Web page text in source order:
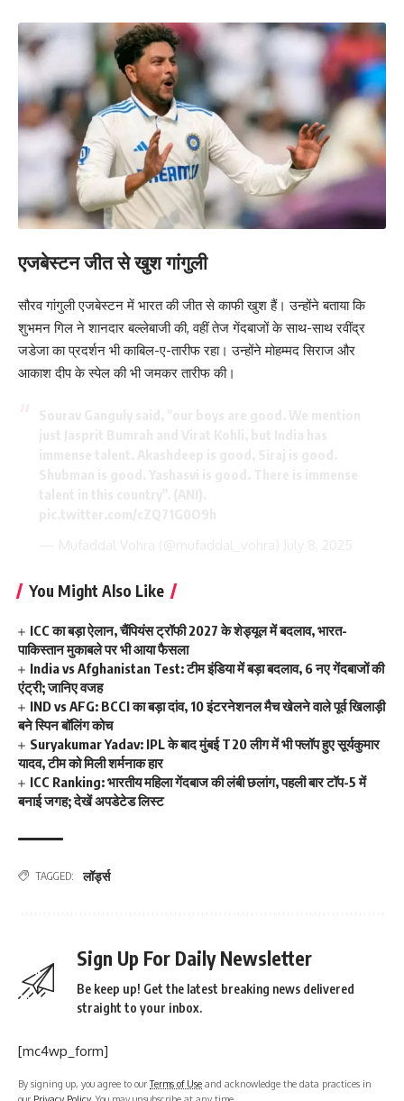
एजबेस्टन जीत से खुश गांगुली
सौरव गांगुली एजबेस्टन में भारत की जीत से काफी खुश हैं। उन्होंने बताया कि
शुभमन गिल ने शानदार बल्लेबाजी की, वहीं तेज गेंदबाजों के साथ-साथ रवींद्र
जडेजा का प्रदर्शन भी काबिल-ए-तारीफ रहा। उन्होंने मोहम्मद सिराज और
आकाश दीप के स्पेल की भी जमकर तारीफ की।
You Might Also Like
ICC का बड़ा ऐलान, चैंपियंस ट्रॉफी 2027 के शेड्यूल में बदलाव, भारत-
पाकिस्तान मुकाबले पर भी आया फैसला
India vs Afghanistan Test: टीम इंडिया में बड़ा बदलाव, 6 नए गेंदबाजों की
एंट्री; जानिए वजह
IND vs AFG: BCCI का बड़ा दांव, 10 इंटरनेशनल मैच खेलने वाले पूर्व खिलाड़ी
बने स्पिन बॉलिंग कोच
Suryakumar Yadav: IPL के बाद मुंबई T20 लीग में भी फ्लॉप हुए सूर्यकुमार
यादव, टीम को मिली शर्मनाक हार
ICC Ranking: भारतीय महिला गेंदबाज की लंबी छलांग, पहली बार टॉप-5 में
बनाई जगह; देखें अपडेटेड लिस्ट
TAGGED: लॉर्ड्स
Sign Up For Daily Newsletter
Be keep up! Get the latest breaking news delivered
straight to your inbox.
[mc4wp_form]
By signing up, you agree to ourTerms of Use and acknowledge the data practices in
our Privacy Policy. You may unsubscribe at any time.